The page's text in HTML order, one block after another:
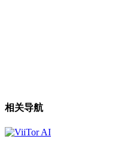
相关导航